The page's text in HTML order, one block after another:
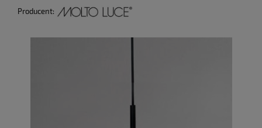
Producent: